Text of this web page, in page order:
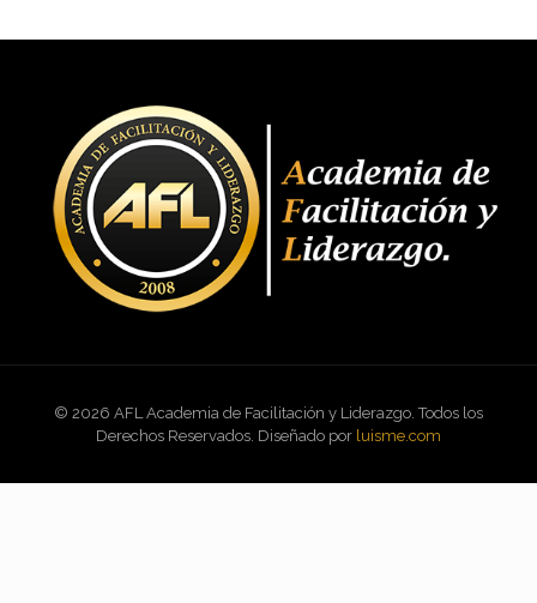
© 2026 AFL Academia de Facilitación y Liderazgo. Todos los
Derechos Reservados. Diseñado por luisme.com